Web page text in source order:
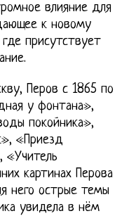
влияние для
к новому
присутствует
Перов с 1865 по
у фонтана»,
покойника»,
«Приезд
«Учитель
картинах Перова
него острые темы
увидела в нём